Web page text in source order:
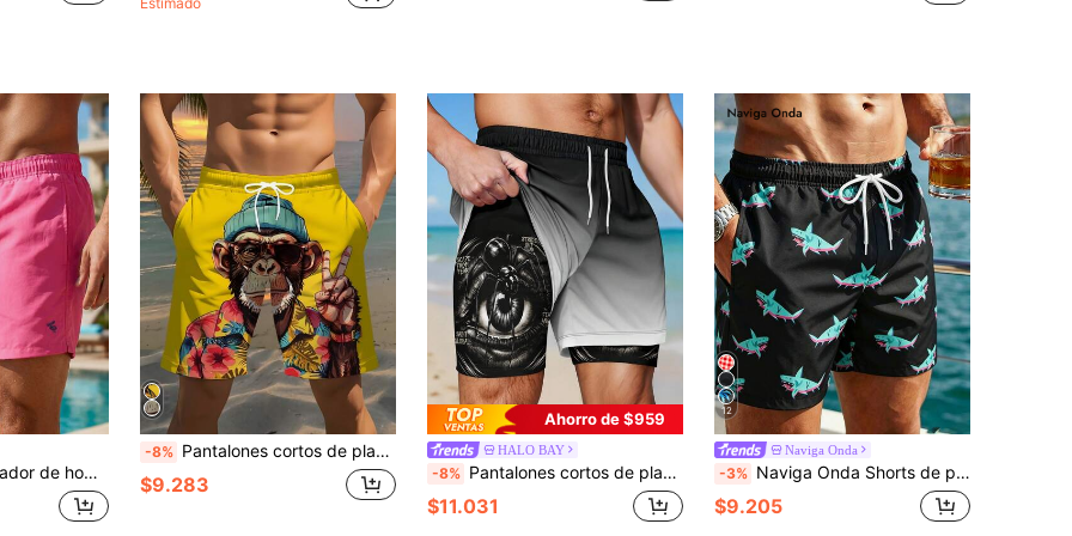
cortos de playa, hawaiano, vacaciones
-8% Pantalones cortos de playa elegantes, pantalones de playa casuales impresos en 3D de diseño creativo, adecuados para el verano, la calle, la moda y la comodidad, ideales para las vacaciones en Maldivas y Hawái, diseño minimalista
$9.283
Ahorro de $959
HALO BAY
-8% Pantalones cortos de playa de doble capa con cordón en la cintura, estampado de figuras oscuras y arañas, para vacaciones de verano de hombres
$11.031
12
Naviga Onda
-3% Naviga Onda Shorts de playa con cordón en la cintura y estampado de tiburón, shorts de baño con estampado de tiburón para hombre, vacaciones
$9.205